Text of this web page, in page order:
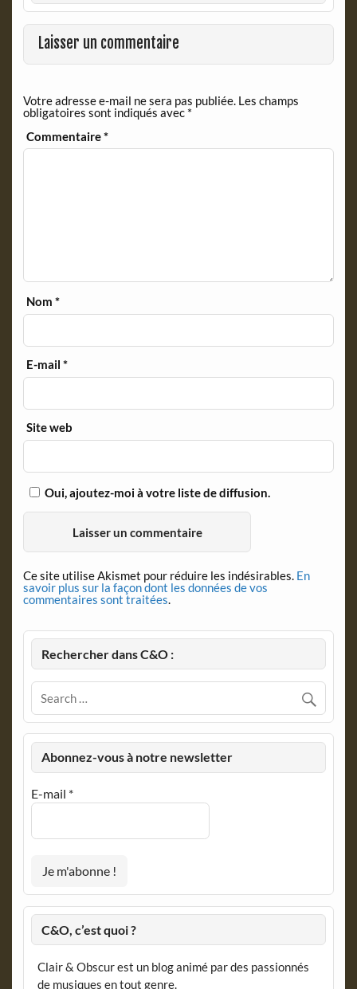
b
o
o
k
t
F
r
e
d
l
y
Laisser un commentaire
Votre adresse e-mail ne sera pas publiée. Les champs
obligatoires sont indiqués avec *
Commentaire*
Nom*
E-mail*
Site web
Oui, ajoutez-moi à votre liste de diffusion.
Ce site utilise Akismet pour réduire les indésirables. En
savoir plus sur la façon dont les données de vos
commentaires sont traitées.
Rechercher dans C&O :
Abonnez-vous à notre newsletter
E-mail *
C&O, c’est quoi ?
Clair & Obscur est un blog animé par des passionnés
de musiques en tout genre.